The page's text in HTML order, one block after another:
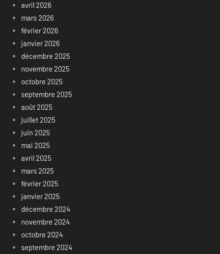
avril 2026
mars 2026
février 2026
janvier 2026
décembre 2025
novembre 2025
octobre 2025
septembre 2025
août 2025
juillet 2025
juin 2025
mai 2025
avril 2025
mars 2025
février 2025
janvier 2025
décembre 2024
novembre 2024
octobre 2024
septembre 2024